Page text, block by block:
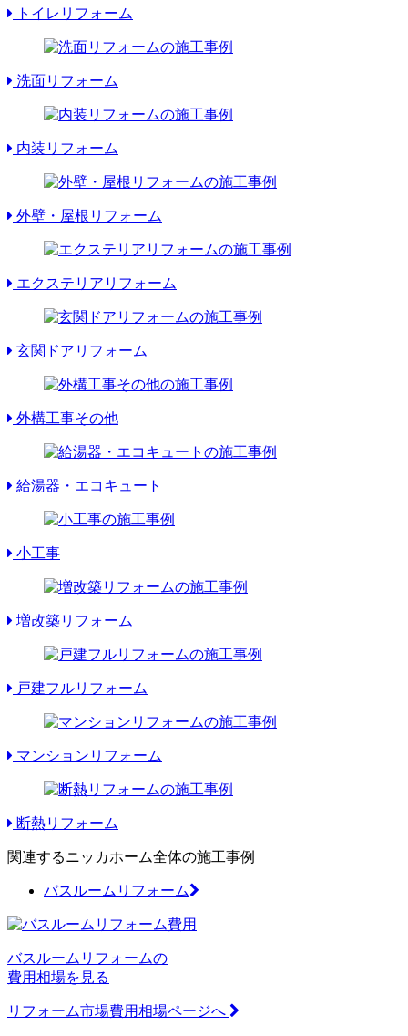
トイレリフォーム
洗面リフォーム
内装リフォーム
外壁・屋根リフォーム
エクステリアリフォーム
玄関ドアリフォーム
外構工事その他
給湯器・エコキュート
小工事
増改築リフォーム
戸建フルリフォーム
マンションリフォーム
断熱リフォーム
関連するニッカホーム全体の施工事例
バスルームリフォーム
バスルームリフォームの
費用相場を見る
リフォーム市場費用相場ページへ